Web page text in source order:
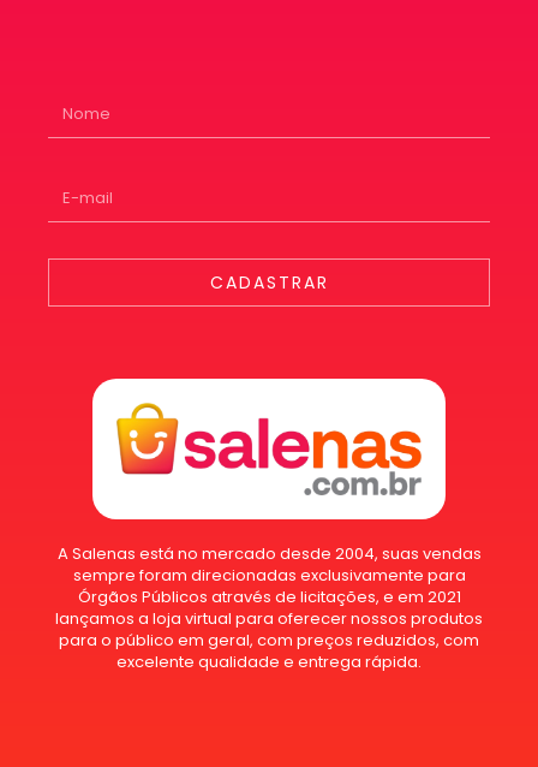
CADASTRAR
A Salenas está no mercado desde 2004, suas vendas
sempre foram direcionadas exclusivamente para
Órgãos Públicos através de licitações, e em 2021
lançamos a loja virtual para oferecer nossos produtos
para o público em geral, com preços reduzidos, com
excelente qualidade e entrega rápida.